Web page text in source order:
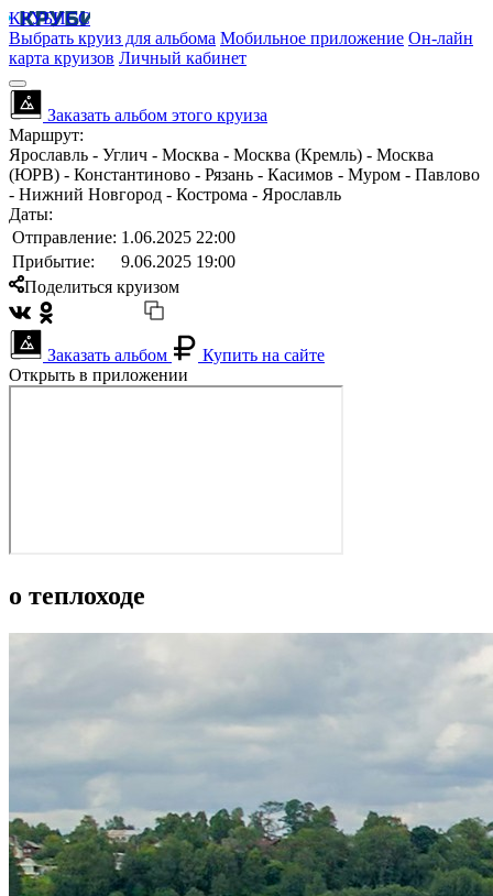
КРУБИСС
Выбрать круиз для альбома Мобильное приложение Он-лайн
карта круизов Личный кабинет
Заказать альбом этого круиза
Маршрут:
Ярославль - Углич - Москва - Москва (Кремль) - Москва
(ЮРВ) - Константиново - Рязань - Касимов - Муром - Павлово
- Нижний Новгород - Кострома - Ярославль
Даты:
Отправление: 1.06.2025 22:00
Прибытие:
9.06.2025 19:00
Поделиться круизом
Заказать альбом
Купить на сайте
Открыть в приложении
о теплоходе